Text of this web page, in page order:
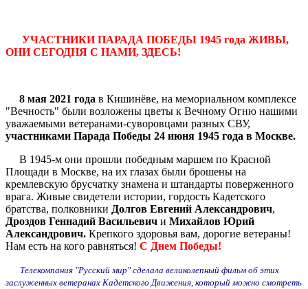
УЧАСТНИКИ ПАРАДА ПОБЕДЫ 1945 года ЖИВЫ,
ОНИ СЕГОДНЯ С НАМИ, ЗДЕСЬ!
8 мая 2021 года в Кишинёве, на мемориальном комплексе
"Вечность" были возложены цветы к Вечному Огню нашими
уважаемыми ветеранами-суворовцами разных СВУ,
участниками Парада Победы 24 июня 1945 года в Москве.
В 1945-м они прошли победным маршем по Красной
Площади в Москве, на их глазах были брошены на
кремлевскую брусчатку знамена и штандарты поверженного
врага. Живые свидетели истории, гордость Кадетского
братства, полковники Долгов Евгений Александрович,
Дроздов Геннадий Васильевич и Михайлов Юрий
Александрович. Крепкого здоровья вам, дорогие ветераны!
Нам есть на кого равняться! С Днем Победы!
Телекомпания "Русский мир" сделала великолепный фильм об этих
заслуженных ветеранах Кадетского Движения, который можно смотреть